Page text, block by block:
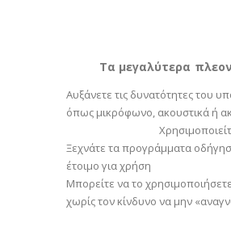
Τα μεγαλύτερα
Αυξάνετε τις δυνατότητες του
όπως μικρόφωνο, ακουστικά ή
Ξεχνάτε τα προγράμματα
έτοιμο για χρήση
Μπορείτε να το
χωρίς τον κίνδυνο να μην